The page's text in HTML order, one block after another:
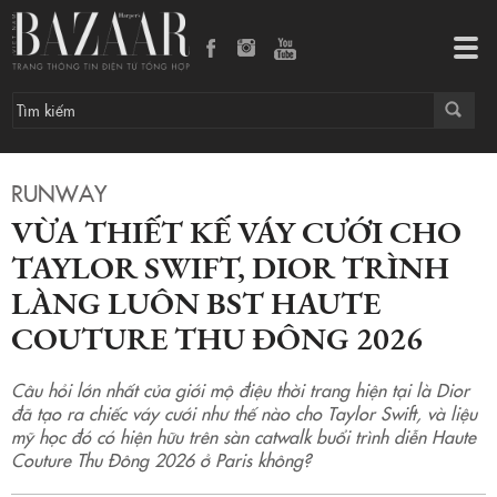
RUNWAY
VỪA THIẾT KẾ VÁY CƯỚI CHO
TAYLOR SWIFT, DIOR TRÌNH
LÀNG LUÔN BST HAUTE
COUTURE THU ĐÔNG 2026
Câu hỏi lớn nhất của giới mộ điệu thời trang hiện tại là Dior
đã tạo ra chiếc váy cưới như thế nào cho Taylor Swift, và liệu
mỹ học đó có hiện hữu trên sàn catwalk buổi trình diễn Haute
Couture Thu Đông 2026 ở Paris không?